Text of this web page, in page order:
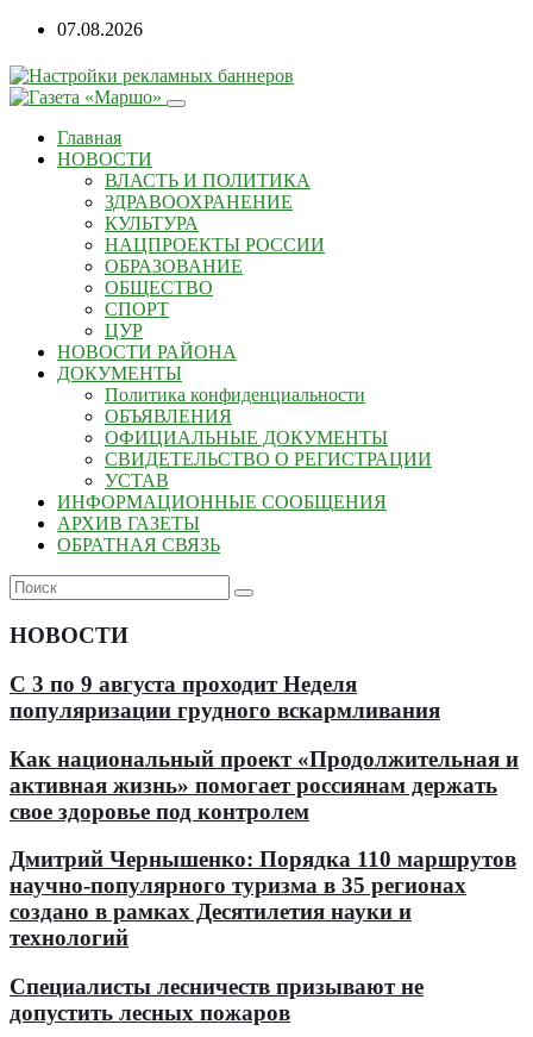
Перейти
содержанию
07.08.2026
Главная
НОВОСТИ
ВЛАСТЬ И ПОЛИТИКА
ЗДРАВООХРАНЕНИЕ
КУЛЬТУРА
НАЦПРОЕКТЫ РОССИИ
ОБРАЗОВАНИЕ
ОБЩЕСТВО
СПОРТ
ЦУР
НОВОСТИ РАЙОНА
ДОКУМЕНТЫ
Политика конфиденциальности
ОБЪЯВЛЕНИЯ
ОФИЦИАЛЬНЫЕ ДОКУМЕНТЫ
СВИДЕТЕЛЬСТВО О РЕГИСТРАЦИИ
УСТАВ
ИНФОРМАЦИОННЫЕ СООБЩЕНИЯ
АРХИВ ГАЗЕТЫ
ОБРАТНАЯ СВЯЗЬ
НОВОСТИ
С 3 по 9 августа проходит Неделя
популяризации грудного вскармливания
Как национальный проект «Продолжительная и
активная жизнь» помогает россиянам держать
свое здоровье под контролем
Дмитрий Чернышенко: Порядка 110 маршрутов
научно-популярного туризма в 35 регионах
создано в рамках Десятилетия науки и
технологий
Специалисты лесничеств призывают не
допустить лесных пожаров